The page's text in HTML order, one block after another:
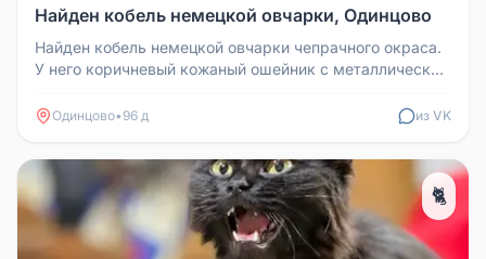
Найден кобель немецкой овчарки, Одинцово
Найден кобель немецкой овчарки чепрачного окраса.
У него коричневый кожаный ошейник с металлическим
Одинцово• 96 д из VK
🐈